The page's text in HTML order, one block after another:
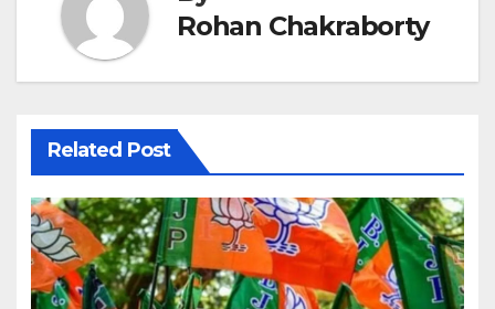
Rohan Chakraborty
Related Post